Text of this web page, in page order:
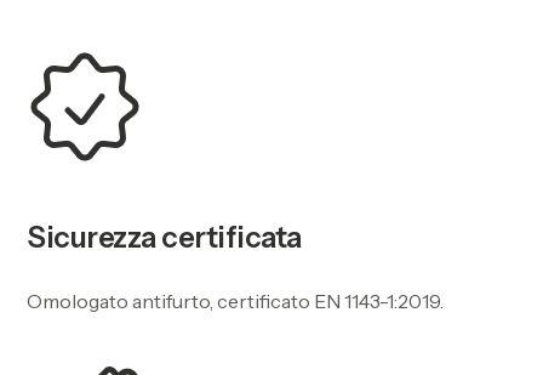
Sicurezza certificata
Omologato antifurto, certificato EN 1143-1:2019.